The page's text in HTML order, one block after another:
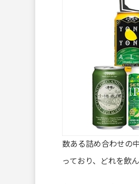
数ある詰め合わせの
っており、どれを飲